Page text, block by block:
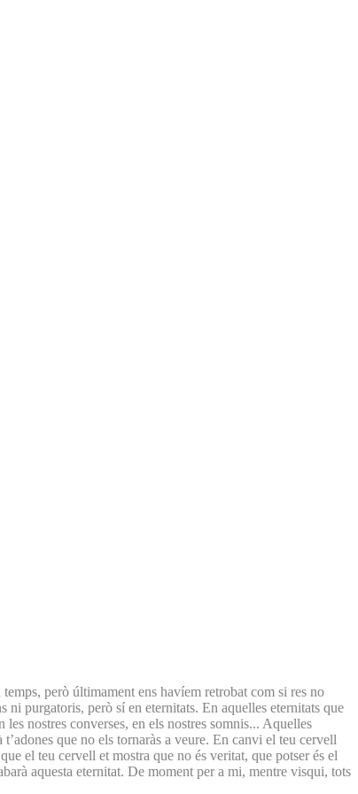
però últimament ens havíem retrobat com si res no
purgatoris, però sí en eternitats. En aquelles eternitats que
nostres converses, en els nostres somnis... Aquelles
que no els tornaràs a veure. En canvi el teu cervell
el teu cervell et mostra que no és veritat, que potser és el
aquesta eternitat. De moment per a mi, mentre visqui, tots